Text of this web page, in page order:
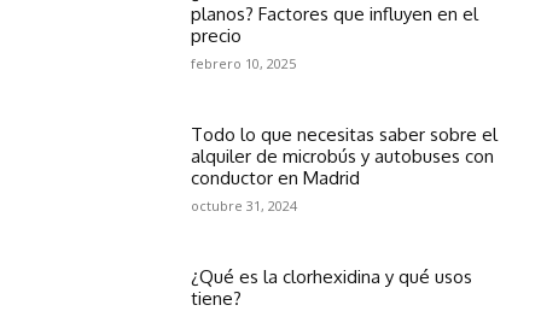
planos? Factores que influyen en el
precio
febrero 10, 2025
Todo lo que necesitas saber sobre el
alquiler de microbús y autobuses con
conductor en Madrid
octubre 31, 2024
¿Qué es la clorhexidina y qué usos
tiene?